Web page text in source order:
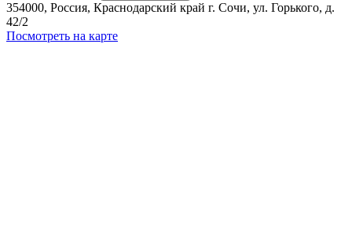
354000, Россия, Краснодарский край г. Сочи, ул. Горького, д.
42/2
Посмотреть на карте